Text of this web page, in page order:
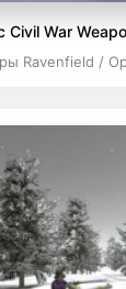
Civil War
Ravenfield /